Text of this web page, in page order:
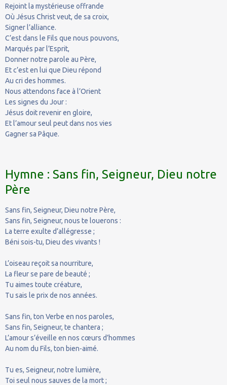
Rejoint la mystérieuse offrande
Où Jésus Christ veut, de sa croix,
Signer l’alliance.
C’est dans le Fils que nous pouvons,
Marqués par l’Esprit,
Donner notre parole au Père,
Et c’est en lui que Dieu répond
Au cri des hommes.
Nous attendons face à l’Orient
Les signes du Jour :
Jésus doit revenir en gloire,
Et l’amour seul peut dans nos vies
Gagner sa Pâque.
Hymne : Sans fin, Seigneur, Dieu notre
Père
Sans fin, Seigneur, Dieu notre Père,
Sans fin, Seigneur, nous te louerons :
La terre exulte d’allégresse ;
Béni sois-tu, Dieu des vivants !
L’oiseau reçoit sa nourriture,
La fleur se pare de beauté ;
Tu aimes toute créature,
Tu sais le prix de nos années.
Sans fin, ton Verbe en nos paroles,
Sans fin, Seigneur, te chantera ;
L’amour s’éveille en nos cœurs d’hommes
Au nom du Fils, ton bien-aimé.
Tu es, Seigneur, notre lumière,
Toi seul nous sauves de la mort ;